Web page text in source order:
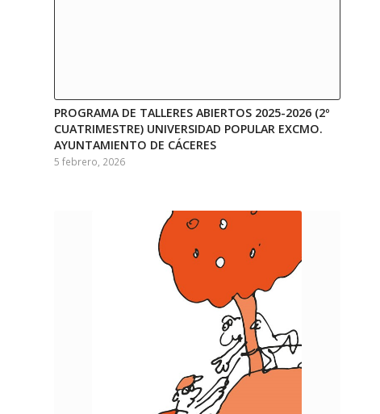
PROGRAMA DE TALLERES ABIERTOS 2025-2026 (2º
CUATRIMESTRE) UNIVERSIDAD POPULAR EXCMO.
AYUNTAMIENTO DE CÁCERES
5 febrero, 2026